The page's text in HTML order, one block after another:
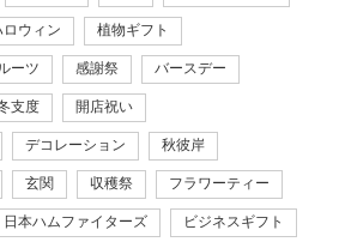
ロウィン 植物ギフト
ーツ 感謝祭 バースデー
支度 開店祝い
デコレーション 秋彼岸
玄関 収穫祭 フラワーティー
日本ハムファイターズ ビジネスギフト